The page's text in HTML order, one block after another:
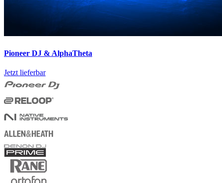
Pioneer DJ & AlphaTheta
Jetzt lieferbar